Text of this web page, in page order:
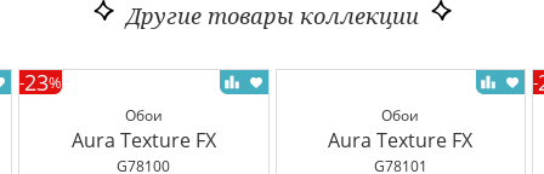
Другие товары коллекции
Обои
Aura Texture FX
G78100
-23%
Обои
Aura Texture FX
G78101
-